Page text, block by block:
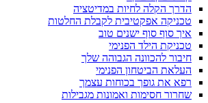
הדרך הקלה לחיות במדיטציה
טכניקה אפקטיבית לקבלת החלטות
איך סוף סוף ישנים טוב
טכניקת הילד הפנימי
חיבור להכוונה הגבוהה שלך
העלאת הביטחון הפנימי
רפא את גופך בכוחות עצמך
שחרור חסימות ואמונות מגבילות